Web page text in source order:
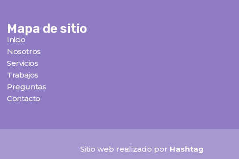
Mapa de sitio
Inicio
Nosotros
Servicios
Trabajos
Preguntas
Contacto
Sitio web realizado por Hashtag